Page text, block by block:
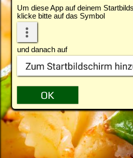
Um diese App auf deinem
klicke bitte auf das Symbol
und danach auf